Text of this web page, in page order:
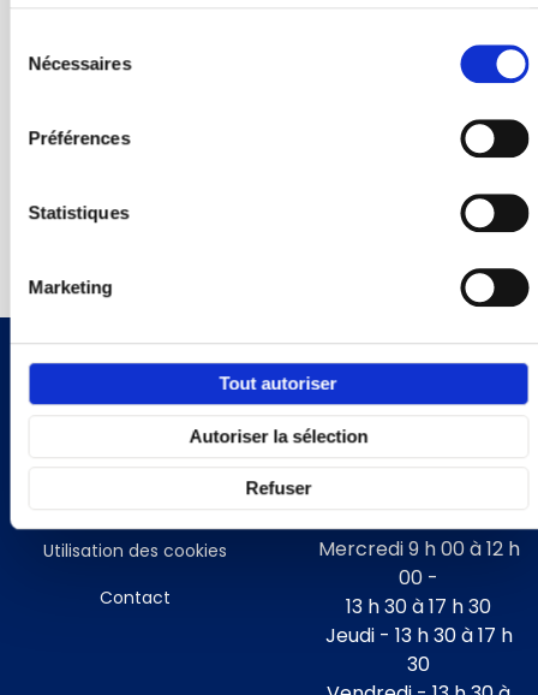
Nécessaires
Préférences
Statistiques
Marketing
Tout autoriser
Autoriser la sélection
Refuser
Mentions Légales
Utilisation des cookies
Contact
Horaires d'ouverture
Lundi - 13 h 30 à 17 h
Mercredi 9 h 00 à 12 h
00 -
13 h 30 à 17 h 30
Jeudi - 13 h 30 à 17 h
30